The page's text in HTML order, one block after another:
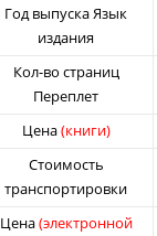
Год выпуска Язык
издания
Кол-во страниц
Переплет
Цена(книги)
Стоимость
транспортировки
Цена(электронной